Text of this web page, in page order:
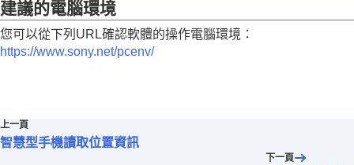
基本操作
準備相機/基本拍攝操作
從MENU尋找功能
使用拍攝功能
智慧型手機可用的功能
使用電腦
建議的電腦環境
您可以從下列URL確認軟體的操作電腦環境：
https://www.sony.net/pcenv/
上一頁
慧型手機讀取位置資訊
下一頁